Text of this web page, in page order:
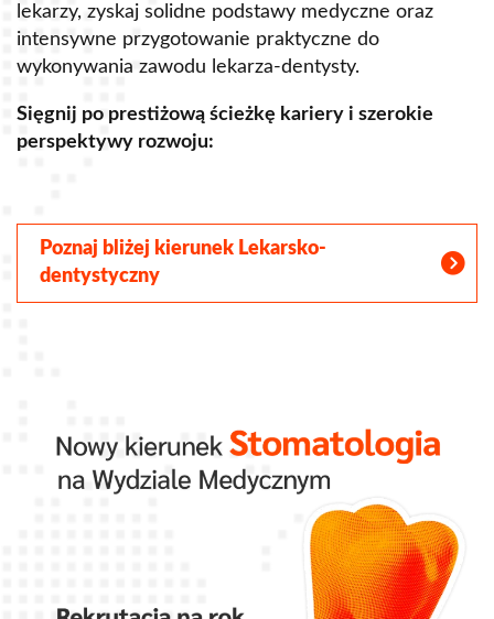
lekarzy, zyskaj solidne podstawy medyczne oraz
intensywne przygotowanie praktyczne do
wykonywania zawodu lekarza-dentysty.
Sięgnij po prestiżową ścieżkę kariery i szerokie
perspektywy rozwoju:
Poznaj bliżej kierunek Lekarsko-
dentystyczny